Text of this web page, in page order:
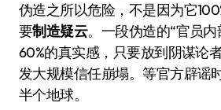
伪造之所以危险，不是因为它
要制造疑云。一段伪造的“官员
60%的真实感，只要放到阴谋论
发大规模信任崩塌。等官方辟谣
半个地球。